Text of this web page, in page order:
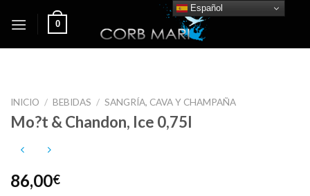
0
INICIO / BEBIDAS / SANGRÍA, CAVA Y CHAMPAÑA
Mo?t & Chandon, Ice 0,75l
86,00€
Español